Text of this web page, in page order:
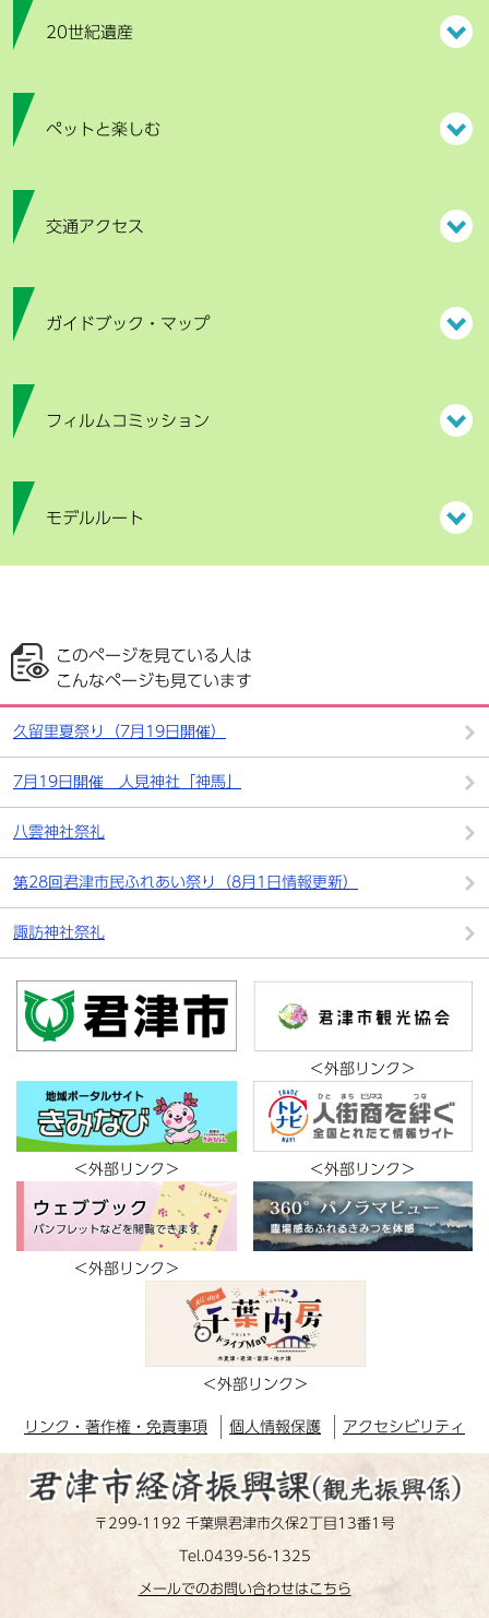
20世紀遺産
ペットと楽しむ
交通アクセス
ガイドブック・マップ
フィルムコミッション
モデルルート
このページを見ている人は
こんなページも見ています
久留里夏祭り（7月19日開催）
7月19日開催 人見神社「神馬」
八雲神社祭礼
第28回君津市民ふれあい祭り（8月1日情報更新）
諏訪神社祭礼
＜外部リンク＞
＜外部リンク＞ ＜外部リンク＞
＜外部リンク＞
＜外部リンク＞
リンク・著作権・免責事項 個人情報保護 アクセシビリティ
〒299-1192 千葉県君津市久保2丁目13番1号
Tel.0439-56-1325
メールでのお問い合わせはこちら